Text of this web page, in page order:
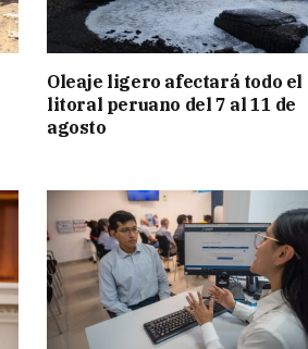
Oleaje ligero afectará todo el
litoral peruano del 7 al 11 de
agosto